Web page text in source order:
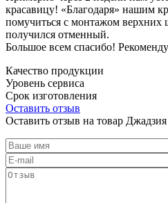
красавицу! «Благодаря» нашим
помучиться с монтажом верхних
получился отменный.
Большое всем спасибо!
Качество продукции
Уровень сервиса
Срок изготовления
Оставить отзыв
Оставить отзыв на товар Джадзия